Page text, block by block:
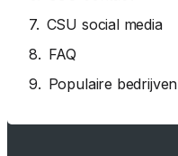
CSU social media
FAQ
Populaire bedrijven